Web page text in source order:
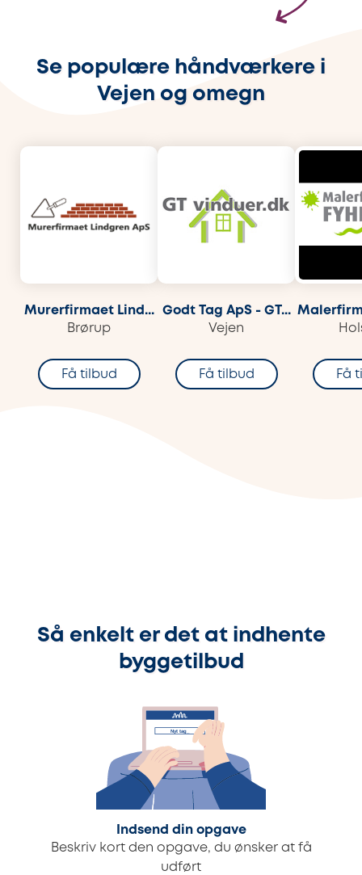
Se populære håndværkere i
Vejen og omegn
Murerfirmaet Lind...
Brørup
Få tilbud
Godt Tag ApS - GT...
Vejen
Få tilbud Få
Så enkelt er det at indhente
byggetilbud
Indsend din opgave
Beskriv kort den opgave, du ønsker at få
udført